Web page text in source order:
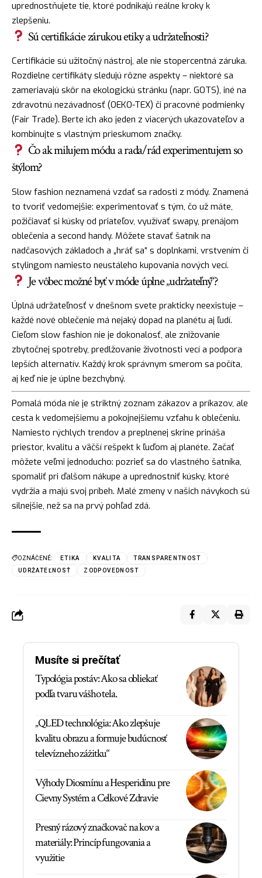
uprednostňujete tie, ktoré podnikajú reálne kroky k
zlepšeniu.
Sú certifikácie zárukou etiky a udržateľnosti?
Certifikácie sú užitočný nástroj, ale nie stopercentná záruka.
Rozdielne certifikáty sledujú rôzne aspekty – niektoré sa
zameriavajú skôr na ekologickú stránku (napr. GOTS), iné na
zdravotnú nezávadnosť (OEKO-TEX) či pracovné podmienky
(Fair Trade). Berte ich ako jeden z viacerých ukazovateľov a
kombinujte s vlastným prieskumom značky.
Čo ak milujem módu a rada/rád experimentujem so
štýlom?
Slow fashion neznamená vzdať sa radosti z módy. Znamená
to tvoriť vedomejšie: experimentovať s tým, čo už máte,
požičiavať si kúsky od priateľov, využívať swapy, prenájom
oblečenia a second handy. Môžete stavať šatník na
nadčasových základoch a „hráť sa“ s doplnkami, vrstvením či
stylingom namiesto neustáleho kupovania nových vecí.
Je vôbec možné byť v móde úplne „udržateľný“?
Úplná udržateľnosť v dnešnom svete prakticky neexistuje –
každé nové oblečenie má nejaký dopad na planétu aj ľudí.
Cieľom slow fashion nie je dokonalosť, ale znižovanie
zbytočnej spotreby, predlžovanie životnosti vecí a podpora
lepších alternatív. Každý krok správnym smerom sa počíta,
aj keď nie je úplne bezchybný.
Pomalá móda nie je striktný zoznam zákazov a príkazov, ale
cesta k vedomejšiemu a pokojnejšiemu vzťahu k oblečeniu.
Namiesto rýchlych trendov a preplnenej skrine prináša
priestor, kvalitu a väčší rešpekt k ľuďom aj planéte. Začať
môžete veľmi jednoducho: pozrieť sa do vlastného šatníka,
spomaliť pri ďalšom nákupe a uprednostniť kúsky, ktoré
vydržia a majú svoj príbeh. Malé zmeny v našich návykoch sú
silnejšie, než sa na prvý pohľad zdá.
OZNÁČENÉ: ETIKA KVALITA
TRANSPARENTNOST
UDRŽATEĽNOSŤ
ZODPOVEDNOST
Musíte si prečítať
Typológia postáv: Ako sa obliekať
podľa tvaru vášho tela.
„QLED technológia: Ako zlepšuje
kvalitu obrazu a formuje budúcnosť
televízneho zážitku“
Výhody Diosmínu a Hesperidínu pre
Cievny Systém a Celkové Zdravie
Presný rázový značkovač na kov a
materiály: Princíp fungovania a
využitie